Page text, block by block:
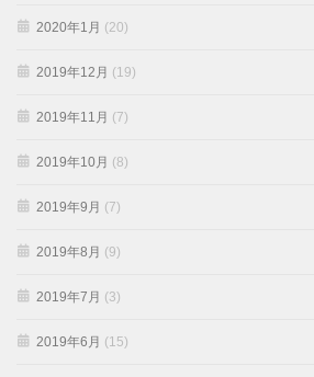
2020年1月 (20)
2019年12月 (19)
2019年11月 (7)
2019年10月 (8)
2019年9月 (7)
2019年8月 (9)
2019年7月 (3)
2019年6月 (15)